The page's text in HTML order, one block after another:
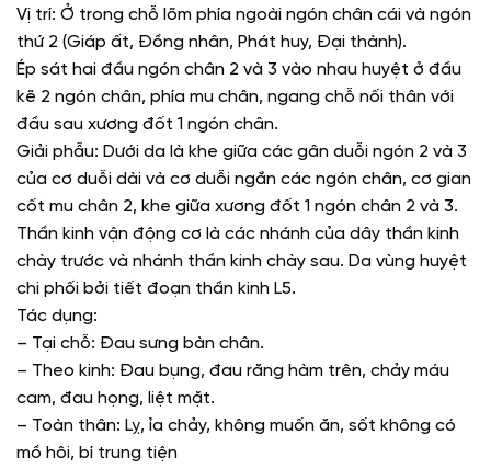
Vị trí: Ở trong chỗ lõm phía ngoài ngón chân cái và ngón
thứ 2 (Giáp ất, Đồng nhân, Phát huy, Đại thành).
Ép sát hai đầu ngón chân 2 và 3 vào nhau huyệt ở đầu
kẽ 2 ngón chân, phía mu chân, ngang chỗ nối thân với
đầu sau xương đốt 1 ngón chân.
Giải phẫu: Dưới da là khe giữa các gân duỗi ngón 2 và 3
của cơ duỗi dài và cơ duỗi ngắn các ngón chân, cơ gian
cốt mu chân 2, khe giữa xương đốt 1 ngón chân 2 và 3.
Thần kinh vận động cơ là các nhánh của dây thần kinh
chày trước và nhánh thần kinh chày sau. Da vùng huyệt
chi phối bởi tiết đoạn thần kinh L5.
Tác dụng:
– Tại chỗ: Đau sưng bàn chân.
– Theo kinh: Đau bụng, đau răng hàm trên, chảy máu
cam, đau họng, liệt mặt.
– Toàn thân: Lỵ, ỉa chảy, không muốn ăn, sốt không có
mồ hôi, bí trung tiện